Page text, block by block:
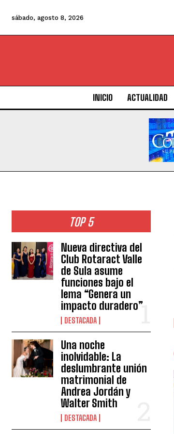
sábado, agosto 8, 2026
INICIO ACTUALIDAD
TOP 5
Nueva directiva del
Club Rotaract Valle
de Sula asume
funciones bajo el
lema “Genera un
impacto duradero”
DESTACADA
Una noche
inolvidable: La
deslumbrante unión
matrimonial de
Andrea Jordán y
Walter Smith
DESTACADA